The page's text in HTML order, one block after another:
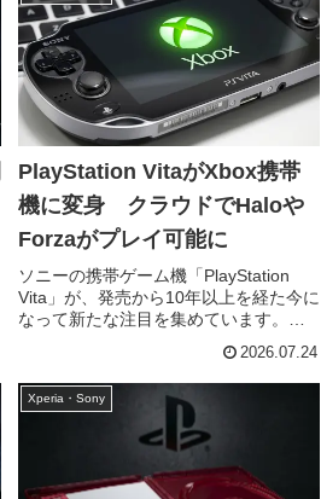
PlayStation VitaがXbox携帯
機に変身 クラウドでHaloや
Forzaがプレイ可能に
ソニーの携帯ゲーム機「PlayStation
Vita」が、発売から10年以上を経た今に
なって新たな注目を集めています。海
Gamingに対応する非公式アプリが開発
されており、PlayStatio...
2026.07.24
Xperia・Sony